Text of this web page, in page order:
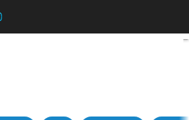
Apple inaugura a Roma il più